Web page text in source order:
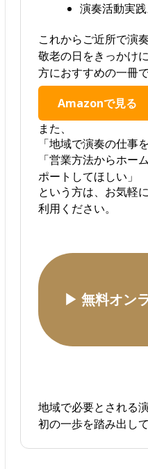
演奏活動実
これからご近所で演
敬老の日をきっかけ
方におすすめの一冊で
Amazonで見る
また、
「地域で演奏の仕事
「営業方法からホー
ポートしてほしい」
という方は、お気軽
利用ください。
▶ 無料オン
地域で必要とされる
初の一歩を踏み出し